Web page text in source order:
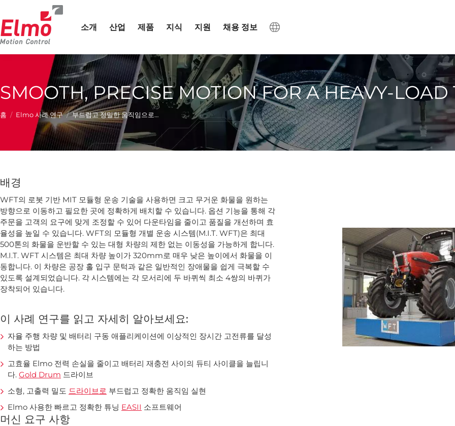
소개 산업 제품 지식 지원 채용 정보
SMOOTH, PRECISE MOTION FOR A HEAVY-LOAD
현재 위치:
홈 Elmo 사례 연구 부드럽고 정밀한 움직임으로…
배경
WFT의 로봇 기반 MIT 모듈형 운송 기술을 사용하면 크고 무거운 화물을 원하는
방향으로 이동하고 필요한 곳에 정확하게 배치할 수 있습니다. 옵션 기능을 통해 각
주문을 고객의 요구에 맞게 조정할 수 있어 다운타임을 줄이고 품질을 개선하며 효
율성을 높일 수 있습니다. WFT의 모듈형 개별 운송 시스템(M.I.T. WFT)은 최대
500톤의 화물을 운반할 수 있는 대형 차량의 제한 없는 이동성을 가능하게 합니다.
M.I.T. WFT 시스템은 최대 차량 높이가 320mm로 매우 낮은 높이에서 화물을 이
동합니다. 이 차량은 공장 홀 입구 문턱과 같은 일반적인 장애물을 쉽게 극복할 수
있도록 설계되었습니다. 각 시스템에는 각 모서리에 두 바퀴씩 최소 4쌍의 바퀴가
장착되어 있습니다.
이 사례 연구를 읽고 자세히 알아보세요:
자율 주행 차량 및 배터리 구동 애플리케이션에 이상적인 장시간 고전류를 달성
하는 방법
고효율 Elmo 전력 손실을 줄이고 배터리 재충전 사이의 듀티 사이클을 늘립니
다. Gold Drum 드라이브
소형, 고출력 밀도 드라이브로 부드럽고 정확한 움직임 실현
Elmo 사용한 빠르고 정확한 튜닝 EASII 소프트웨어
머신 요구 사항